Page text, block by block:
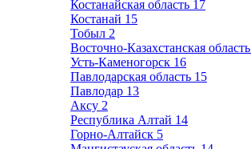
Костанайская область 17
Костанай 15
Тобыл 2
Восточно-Казахстанская область
Усть-Каменогорск 16
Павлодарская область 15
Павлодар 13
Аксу 2
Республика Алтай 14
Горно-Алтайск 5